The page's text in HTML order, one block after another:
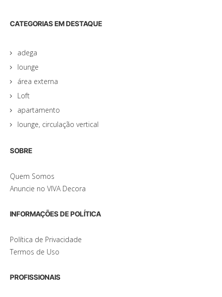
CATEGORIAS EM DESTAQUE
adega
lounge
área externa
Loft
apartamento
lounge, circulação vertical
SOBRE
Quem Somos
Anuncie no VIVA Decora
INFORMAÇÕES DE POLÍTICA
Política de Privacidade
Termos de Uso
PROFISSIONAIS